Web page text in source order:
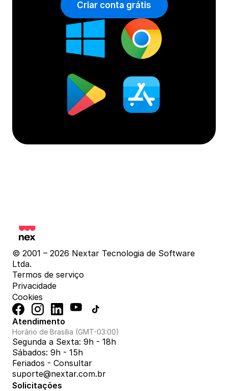
Criar conta grátis
© 2001 – 2026 Nextar Tecnologia de Software
Ltda.
Termos de serviço
Privacidade
Cookies
Atendimento
Horário de Brasília (GMT-03:00)
Segunda a Sexta: 9h - 18h
Sábados: 9h - 15h
Feriados - Consultar
suporte@nextar.com.br
Solicitações